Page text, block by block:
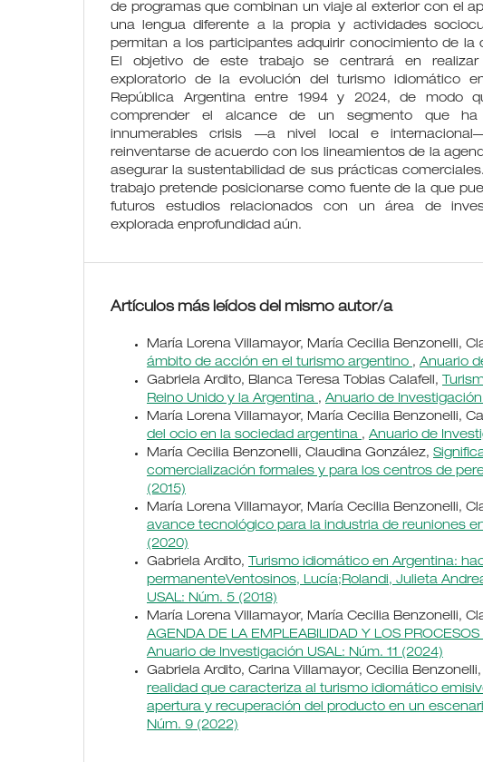
de programas que combinan un viaje al exterior con el
una lengua diferente a la propia y actividades
permitan a los participantes adquirir conocimiento de la
El objetivo de este trabajo se centrará en
exploratorio de la evolución del turismo idiomático
República Argentina entre 1994 y 2024, de modo
comprender el alcance de un segmento que ha
innumerables crisis —a nivel local e
reinventarse de acuerdo con los lineamientos de la
asegurar la sustentabilidad de sus prácticas
trabajo pretende posicionarse como fuente de la que
futuros estudios relacionados con un área de
explorada enprofundidad aún.
Artículos más leídos del mismo autor/a
María Lorena Villamayor, María Cecilia Benzonelli,
ámbito de acción en el turismo argentino , Anuario
Gabriela Ardito, Blanca Teresa Tobias Calafell,
Reino Unido y la Argentina , Anuario de
María Lorena Villamayor, María Cecilia Benzonelli,
del ocio en la sociedad argentina , Anuario de
María Cecilia Benzonelli, Claudina González,
comercialización formales y para los centros de
(2015)
María Lorena Villamayor, María Cecilia Benzonelli,
avance tecnológico para la industria de reuniones
(2020)
Gabriela Ardito, Turismo idiomático en Argentina:
permanenteVentosinos, Lucía;Rolandi, Julieta
USAL: Núm. 5 (2018)
María Lorena Villamayor, María Cecilia Benzonelli,
AGENDA DE LA EMPLEABILIDAD Y LOS
Anuario de Investigación USAL: Núm. 11 (2024)
Gabriela Ardito, Carina Villamayor, Cecilia Benzonelli,
realidad que caracteriza al turismo idiomático
apertura y recuperación del producto en un
Núm. 9 (2022)